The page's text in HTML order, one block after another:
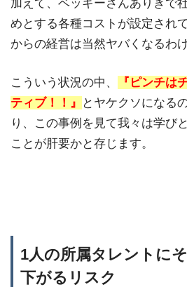
加えて、ベッキーさんありきで
めとする各種コストが設定され
からの経営は当然ヤバくなるわけ
こういう状況の中、
『ピンチは
ティブ！！』
とヤケクソになる
り、この事例を見て我々は学び
ことが肝要かと存じます。
1人の所属タレントに
下がるリスク